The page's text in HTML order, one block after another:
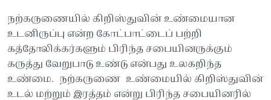
நற்கருணையில் கிறிஸ்துவின் உண்மையான
உடனிருப்பு என்ற கோட்பாட்டைப் பற்றி
கத்தோலிக்கர்களும் பிரிந்த சபையினருக்கும்
கருத்து வேறுபாடு உண்டு என்பது உலகறிந்த
உண்மை. நற்கருணை உண்மையில் கிறிஸ்துவின்
உடல் மற்றும் இரத்தம் என்று பிரிந்த சபையினரில்